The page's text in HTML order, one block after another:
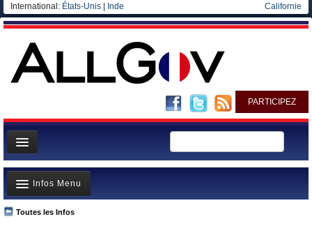
International: États-Unis Inde Californie
PARTICIPEZ
Page d'accueil
Infos
Gouvernement
Toutes les Infos
Infos Menu
A la Une